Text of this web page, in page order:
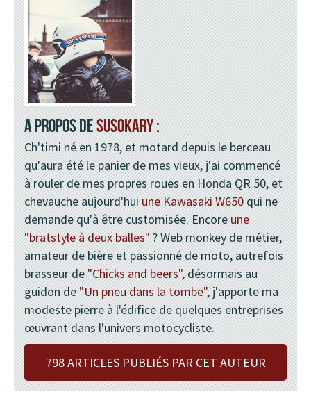
A PROPOS DESUSOKARY:
Ch'timi né en 1978, et motard depuis le berceau
qu'aura été le panier de mes vieux, j'ai commencé
à rouler de mes propres roues en Honda QR 50, et
chevauche aujourd'huiune Kawasaki W650qui ne
demande qu'à être customisée. Encoreune
"bratstyle à deux balles"? Web monkey de métier,
amateur de bière et passionné de moto, autrefois
brasseur de"Chicks and beers", désormais au
guidon de"Un pneu dans la tombe", j'apporte ma
modeste pierre à l'édifice de quelques entreprises
œuvrant dans l'univers motocycliste.
798 ARTICLES PUBLIÉS PAR CET AUTEUR